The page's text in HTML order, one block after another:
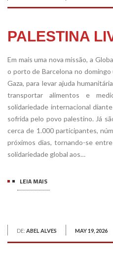
PALESTINA
Em mais uma nova missão, a
o porto de Barcelona no domingo
Gaza, para levar ajuda
transportar alimentos e
solidariedade internacional
sofrida pelo povo palestino. Já
cerca de 1.000 participantes,
próximos dias, tornando-se
solidariedade global aos…
LEIA MAIS
DE: ABEL ALVES MAY 19, 2026